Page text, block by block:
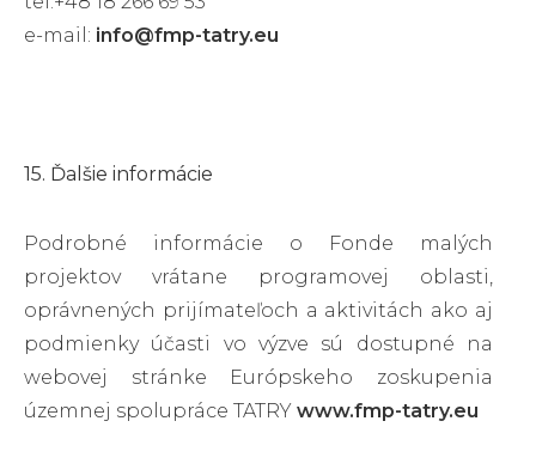
e-mail: info@fmp-tatry.eu
15. Ďalšie informácie
Podrobné informácie o Fonde malých
projektov vrátane programovej oblasti,
oprávnených prijímateľoch a aktivitách ako aj
podmienky účasti vo výzve sú dostupné na
webovej stránke Európskeho zoskupenia
územnej spolupráce TATRY www.fmp-tatry.eu